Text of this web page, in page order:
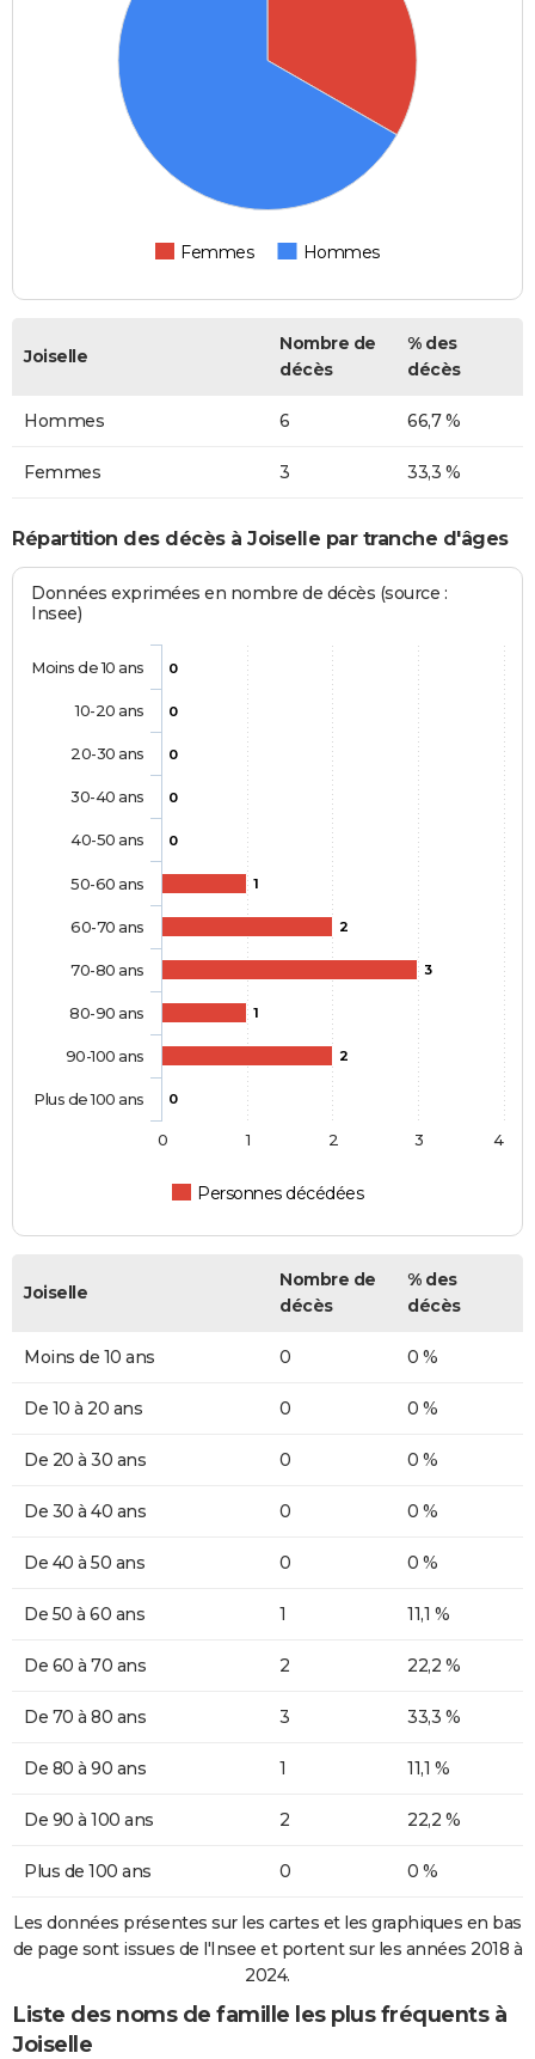
Femmes Hommes
Joiselle
Nombre de
décès
% des
décès
Hommes 6 66,7 %
Femmes 3 33,3 %
Répartition des décès à Joiselle par tranche d'âges
Données exprimées en nombre de décès (source :
Insee)
0
0
0
0
0
1
2
3
1
2
0
Personnes décédées
Moins de 10 ans
10-20 ans
20-30 ans
30-40 ans
40-50 ans
50-60 ans
60-70 ans
70-80 ans
80-90 ans
90-100 ans
Plus de 100 ans
0 1 2 3 4
Joiselle
Nombre de
décès
% des
décès
Moins de 10 ans 0 0 %
De 10 à 20 ans 0 0 %
De 20 à 30 ans 0 0 %
De 30 à 40 ans 0 0 %
De 40 à 50 ans 0 0 %
De 50 à 60 ans 1 11,1 %
De 60 à 70 ans 2 22,2 %
De 70 à 80 ans 3 33,3 %
De 80 à 90 ans 1 11,1 %
De 90 à 100 ans 2 22,2 %
Plus de 100 ans 0 0 %
Les données présentes sur les cartes et les graphiques en bas
de page sont issues de l'Insee et portent sur les années 2018 à
2024.
Liste des noms de famille les plus fréquents à
Joiselle